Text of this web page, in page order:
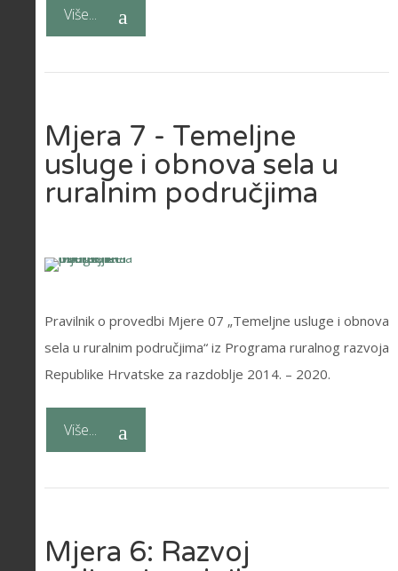
Više...
Mjera 7 - Temeljne
usluge i obnova sela u
ruralnim područjima
Pravilnik o provedbi Mjere 07 „Temeljne usluge i obnova
sela u ruralnim područjima“ iz Programa ruralnog razvoja
Republike Hrvatske za razdoblje 2014. – 2020.
Više...
Mjera 6: Razvoj